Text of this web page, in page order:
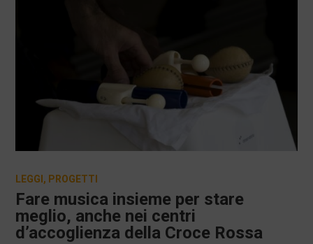
Fare musica insieme per stare
meglio, anche nei centri
d’accoglienza della Croce Rossa
LEGGI , PROGETTI